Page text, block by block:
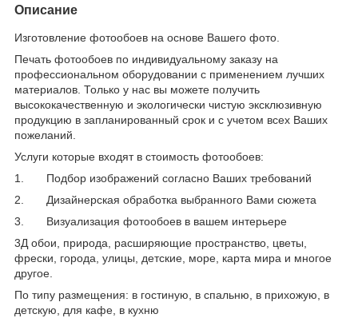
Описание
Изготовление фотообоев на основе Вашего фото.
Печать фотообоев по индивидуальному заказу на
профессиональном оборудовании с применением лучших
материалов. Только у нас вы можете получить
высококачественную и экологически чистую эксклюзивную
продукцию в запланированный срок и с учетом всех Ваших
пожеланий.
Услуги которые входят в стоимость фотообоев:
1. Подбор изображений согласно Ваших требований
2. Дизайнерская обработка выбранного Вами сюжета
3. Визуализация фотообоев в вашем интерьере
3Д обои, природа, расширяющие пространство, цветы,
фрески, города, улицы, детские, море, карта мира и многое
другое.
По типу размещения: в гостиную, в спальню, в прихожую, в
детскую, для кафе, в кухню